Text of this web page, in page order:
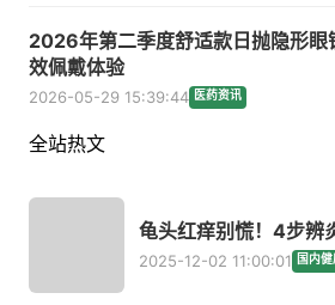
2026年第二季度舒适款日抛隐形眼
效佩戴体验
2026-05-29 15:39:44 医药资讯
全站热文
龟头红痒别慌！4步辨
2025-12-02 11:00:01 国内健